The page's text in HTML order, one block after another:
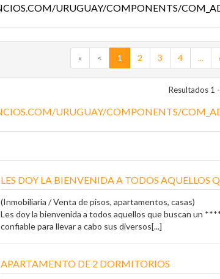
« < 1 2 3 4 ...
Resultados 1
LES DOY LA BIENVENIDA A TODOS AQUELLOS Q
(Inmobiliaria / Venta de pisos, apartamentos, casas)
Les doy la bienvenida a todos aquellos que buscan un
confiable para llevar a cabo sus diversos[...]
APARTAMENTO DE 2 DORMITORIOS